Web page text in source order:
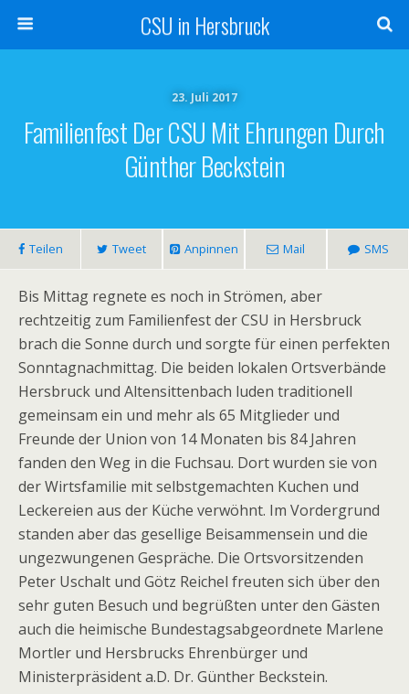
CSU in Hersbruck
23. Juli 2017
Familienfest Der CSU Mit Ehrungen Durch
Günther Beckstein
Teilen Tweet Anpinnen Mail SMS
Bis Mittag regnete es noch in Strömen, aber
rechtzeitig zum Familienfest der CSU in Hersbruck
brach die Sonne durch und sorgte für einen perfekten
Sonntagnachmittag. Die beiden lokalen Ortsverbände
Hersbruck und Altensittenbach luden traditionell
gemeinsam ein und mehr als 65 Mitglieder und
Freunde der Union von 14 Monaten bis 84 Jahren
fanden den Weg in die Fuchsau. Dort wurden sie von
der Wirtsfamilie mit selbstgemachten Kuchen und
Leckereien aus der Küche verwöhnt. Im Vordergrund
standen aber das gesellige Beisammensein und die
ungezwungenen Gespräche. Die Ortsvorsitzenden
Peter Uschalt und Götz Reichel freuten sich über den
sehr guten Besuch und begrüßten unter den Gästen
auch die heimische Bundestagsabgeordnete Marlene
Mortler und Hersbrucks Ehrenbürger und
Ministerpräsident a.D. Dr. Günther Beckstein.